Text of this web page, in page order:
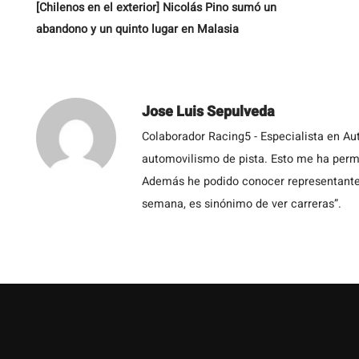
[Chilenos en el exterior] Nicolás Pino sumó un
abandono y un quinto lugar en Malasia
Jose Luis Sepulveda
Colaborador Racing5 - Especialista en
automovilismo de pista. Esto me ha
Además he podido conocer
semana, es sinónimo de ver carreras”.